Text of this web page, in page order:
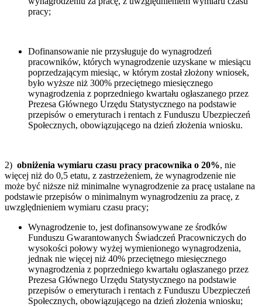
pracy;
Dofinansowanie nie przysługuje do wynagrodzeń
pracowników, których wynagrodzenie uzyskane w miesiącu
poprzedzającym miesiąc, w którym został złożony wniosek,
było wyższe niż 300% przeciętnego miesięcznego
wynagrodzenia z poprzedniego kwartału ogłaszanego przez
Prezesa Głównego Urzędu Statystycznego na podstawie
przepisów o emeryturach i rentach z Funduszu Ubezpieczeń
Społecznych, obowiązującego na dzień złożenia wniosku.
2) obniżenia wymiaru czasu pracy pracownika o 20%, nie
więcej niż do 0,5 etatu, z zastrzeżeniem, że wynagrodzenie nie
może być niższe niż minimalne wynagrodzenie za pracę ustalane na
podstawie przepisów o minimalnym wynagrodzeniu za pracę, z
uwzględnieniem wymiaru czasu pracy;
Wynagrodzenie to, jest dofinansowywane ze środków
Funduszu Gwarantowanych Świadczeń Pracowniczych do
wysokości połowy wyżej wymienionego wynagrodzenia,
jednak nie więcej niż 40% przeciętnego miesięcznego
wynagrodzenia z poprzedniego kwartału ogłaszanego przez
Prezesa Głównego Urzędu Statystycznego na podstawie
przepisów o emeryturach i rentach z Funduszu Ubezpieczeń
Społecznych, obowiązującego na dzień złożenia wniosku;